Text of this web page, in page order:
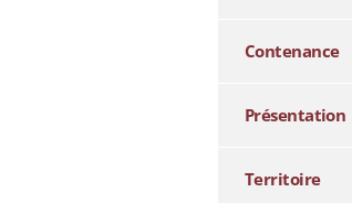
Contenance
Présentation
Territoire